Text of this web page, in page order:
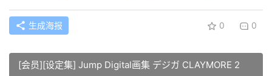
生成海报 0 0
[会员][设定集] Jump Digital画集 デジガ CLAYMORE 2